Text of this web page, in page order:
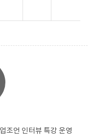
조언 인터뷰 특강 운영